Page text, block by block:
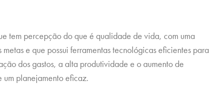
tem percepção do que é qualidade de vida, com uma
e que possui ferramentas tecnológicas eficientes para
dos gastos, a alta produtividade e o aumento de
planejamento eficaz.